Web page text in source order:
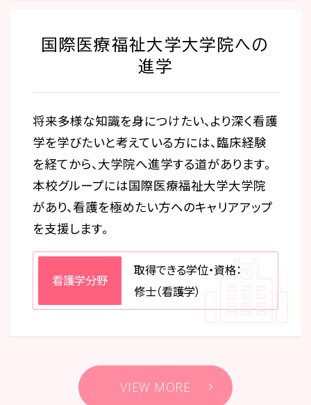
国際医療福祉大学大学院への
進学
将来多様な知識を身につけたい、より深く看護
学を学びたいと考えている方には、臨床経験
を経てから、大学院へ進学する道があります。
本校グループには国際医療福祉大学大学院
があり、看護を極めたい方へのキャリアアップ
を支援します。
看護学分野
取得できる学位・資格：
修士（看護学）
VIEW MORE